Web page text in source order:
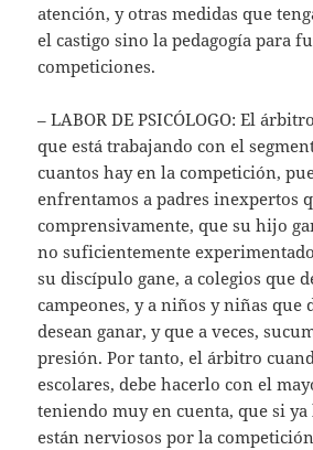
atención, y otras medidas que
el castigo sino la pedagogía para
competiciones.
– LABOR DE PSICÓLOGO: El
que está trabajando con el
cuantos hay en la competición,
enfrentamos a padres inexpertos
comprensivamente, que su hijo
no suficientemente
su discípulo gane, a colegios que
campeones, y a niños y niñas que
desean ganar, y que a veces,
presión. Por tanto, el árbitro
escolares, debe hacerlo con el
teniendo muy en cuenta, que si ya
están nerviosos por la